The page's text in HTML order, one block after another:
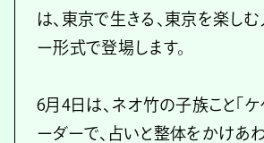
は、東京で生きる、東京を楽し
ー形式で登場します。
6月4日は、ネオ竹の子族こと「ケ
ーダーで、占いと整体をかけあ